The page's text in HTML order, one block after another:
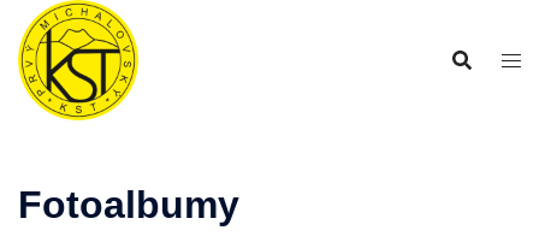
Preskočiť
obsah
Fotoalbumy